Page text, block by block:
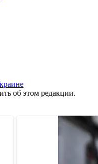
об этом редакции.